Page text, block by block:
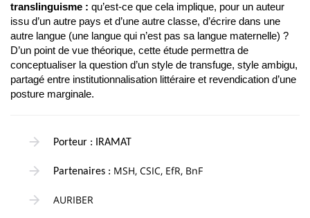
translinguisme : qu’est-ce que cela implique, pour un auteur
issu d’un autre pays et d’une autre classe, d’écrire dans une
autre langue (une langue qui n’est pas sa langue maternelle) ?
D’un point de vue théorique, cette étude permettra de
conceptualiser la question d’un style de transfuge, style ambigu,
partagé entre institutionnalisation littéraire et revendication d’une
posture marginale.
Porteur : IRAMAT
Partenaires : MSH, CSIC, EfR, BnF
AURIBER